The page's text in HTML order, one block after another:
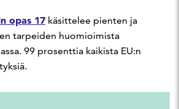
opas 17 käsittelee pienten ja
tarpeiden huomioimista
99 prosenttia kaikista EU:n